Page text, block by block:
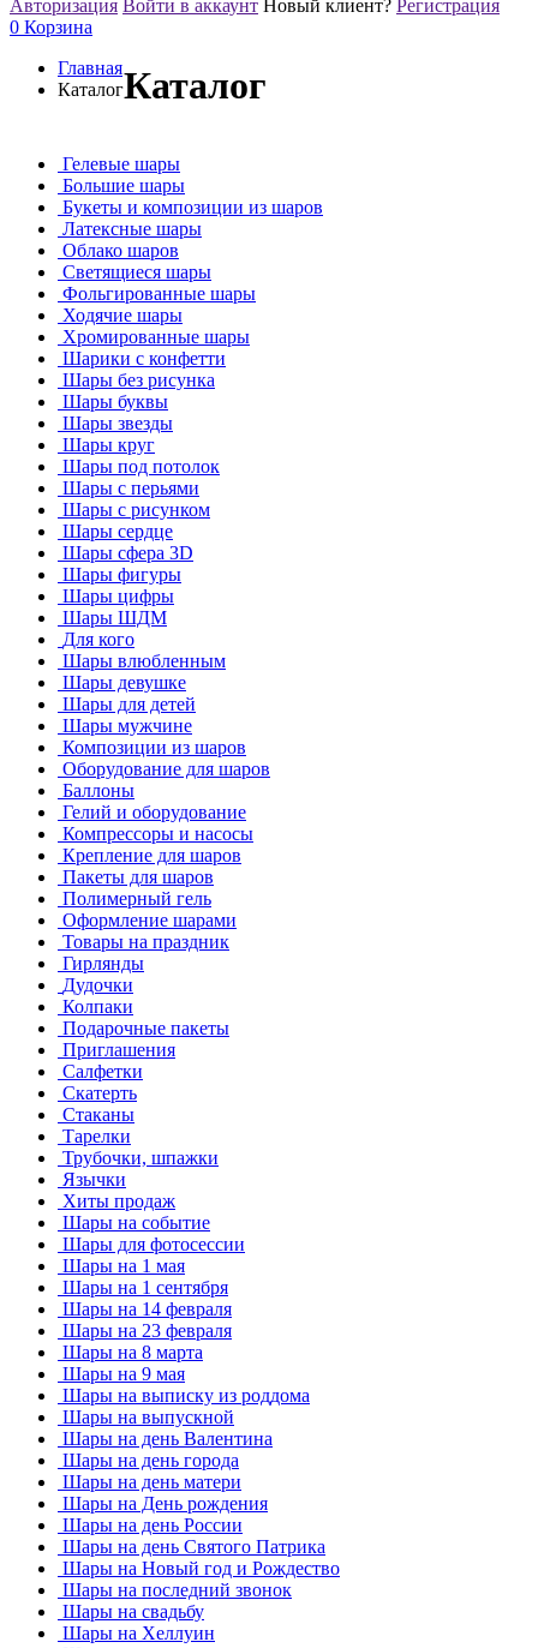
Авторизация Войти в аккаунт Новый клиент? Регистрация
0 Корзина
Главная
КаталогКаталог
Гелевые шары
Большие шары
Букеты и композиции из шаров
Латексные шары
Облако шаров
Светящиеся шары
Фольгированные шары
Ходячие шары
Хромированные шары
Шарики с конфетти
Шары без рисунка
Шары буквы
Шары звезды
Шары круг
Шары под потолок
Шары с перьями
Шары с рисунком
Шары сердце
Шары сфера 3D
Шары фигуры
Шары цифры
Шары ШДМ
Для кого
Шары влюбленным
Шары девушке
Шары для детей
Шары мужчине
Композиции из шаров
Оборудование для шаров
Баллоны
Гелий и оборудование
Компрессоры и насосы
Крепление для шаров
Пакеты для шаров
Полимерный гель
Оформление шарами
Товары на праздник
Гирлянды
Дудочки
Колпаки
Подарочные пакеты
Приглашения
Салфетки
Скатерть
Стаканы
Тарелки
Трубочки, шпажки
Язычки
Хиты продаж
Шары на событие
Шары для фотосессии
Шары на 1 мая
Шары на 1 сентября
Шары на 14 февраля
Шары на 23 февраля
Шары на 8 марта
Шары на 9 мая
Шары на выписку из роддома
Шары на выпускной
Шары на день Валентина
Шары на день города
Шары на день матери
Шары на День рождения
Шары на день России
Шары на день Святого Патрика
Шары на Новый год и Рождество
Шары на последний звонок
Шары на свадьбу
Шары на Хеллуин